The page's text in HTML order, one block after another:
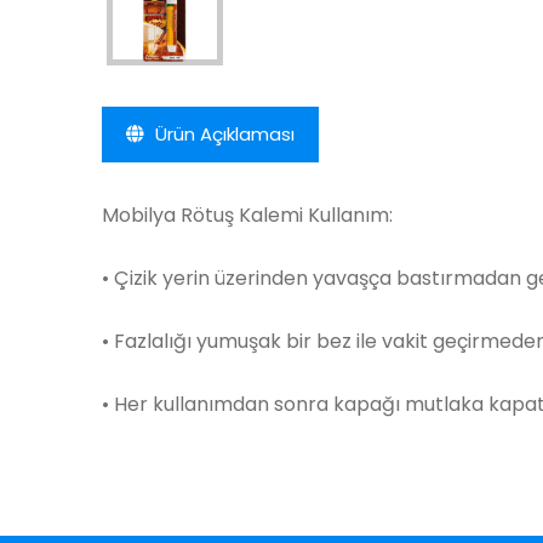
Ürün Açıklaması
Mobilya Rötuş Kalemi Kullanım:
• Çizik yerin üzerinden yavaşça bastırmadan
• Fazlalığı yumuşak bir bez ile vakit geçirmeden
• Her kullanımdan sonra kapağı mutlaka